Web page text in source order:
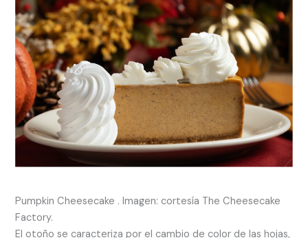
Pumpkin Cheesecake . Imagen: cortesía The Cheesecake
Factory.
El otoño se caracteriza por el cambio de color de las hojas,